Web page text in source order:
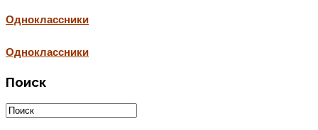
Одноклассники
Одноклассники
Поиск